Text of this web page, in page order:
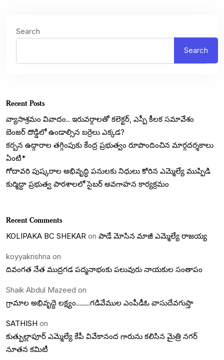
Search
Search
Recent Posts
వ్యాసాశ్రమం వివాదం.. ఇరువర్గాలతో కలెక్టర్, ఎస్పీ కీలక సమావేశం
బెంజర్ దొడ్డిలో ఉండాల్సిన బర్రెలు ఎక్కడ?
కర్బన ఉద్గారాల తగ్గింపుకు కేంద్ర ప్రభుత్వం రూపొందించిన మార్గదర్శకాలు
ఏంటి*
గోదావరి పుష్కరాల అభివృద్ధి పనులకు నిధులు కోరిన ఎమ్మెల్యే ముప్పిడి
కుర్మిద్దా ప్రభుత్వ పాఠశాలలో సైబర్ అవగాహన కార్యక్రమం
Recent Comments
KOLIPAKA BC SHEKAR on పాడే మోసిన మాజీ ఎమ్మెల్యే రాజయ్య
koyyakrishna on
దివంగత నేత ముద్రగడ పద్మనాభంకు పలువురు నాయకుల సంతాపం
Shaik Abdul Mazeed on
గ్రామాల అభివృద్దె లక్ష్యం…….గడివేముల ఎంపీడీఓ వాసుదేవగుప్తా
SATHISH on
కుత్బుల్లాపూర్ ఎమ్మెల్యే కేపీ వివేకానంద గారును కలిసిన మైత్రి నగర్
నూతన కమిటీ